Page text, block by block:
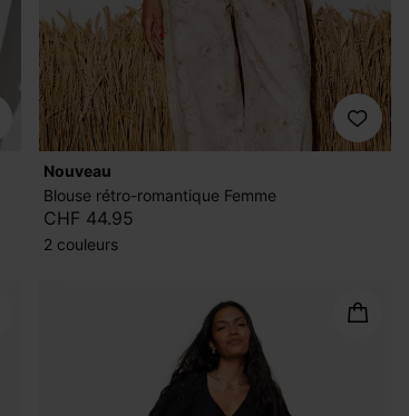
nouveau
Blouse rétro-romantique Femme
CHF 44.95
2 couleurs